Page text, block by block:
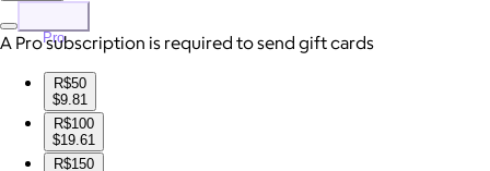
Pro
A Pro subscription is required to send gift cards
R$50
$9.81
R$100
$19.61
R$150